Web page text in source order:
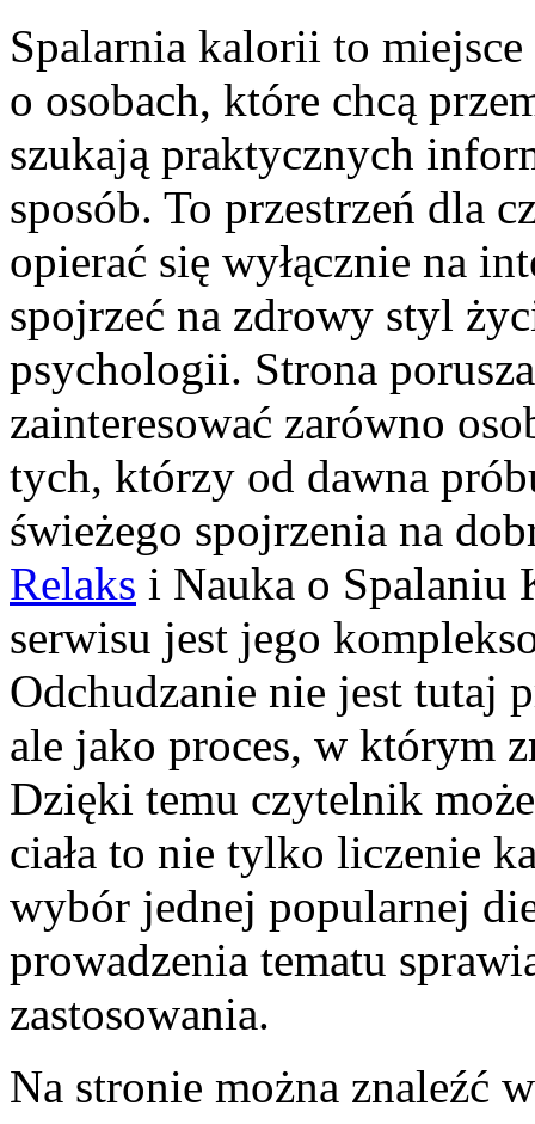
Spalarnia kalorii to
o osobach, które chcą
szukają praktycznych
sposób. To przestrzeń dla
opierać się wyłącznie na
spojrzeć na zdrowy styl
psychologii. Strona
zainteresować zarówno
tych, którzy od dawna
świeżego spojrzenia na
Relaks i Nauka o Spalaniu
serwisu jest jego
Odchudzanie nie jest tutaj
ale jako proces, w którym
Dzięki temu czytelnik
ciała to nie tylko liczenie
wybór jednej popularnej
prowadzenia tematu
zastosowania.
Na stronie można znaleźć